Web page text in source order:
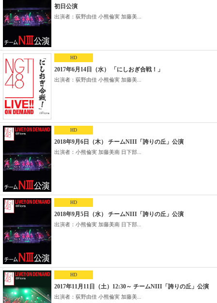
初日公演
出演者：荻野由佳 小熊倫実 加藤美...
HD
2017年6月14日（水） 「にしおぎ合戦！」
出演者：荻野由佳 小熊倫実 加藤美...
HD
2018年9月6日（木） チームNIII「誇りの丘」公演
出演者：小熊倫実 加藤美南 日下部...
HD
2018年9月5日（水） チームNIII「誇りの丘」公演
出演者：小熊倫実 加藤美南 日下部...
HD
2017年11月11日（土）12:30～ チームNIII「誇りの丘」公演
出演者：荻野由佳 小熊倫実 加藤美...